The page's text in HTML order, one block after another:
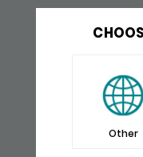
Other
VAAK